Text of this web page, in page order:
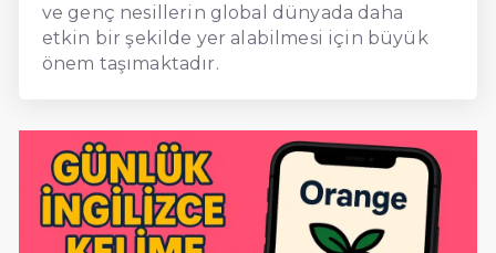
ve genç nesillerin global dünyada daha
etkin bir şekilde yer alabilmesi için büyük
önem taşımaktadır.